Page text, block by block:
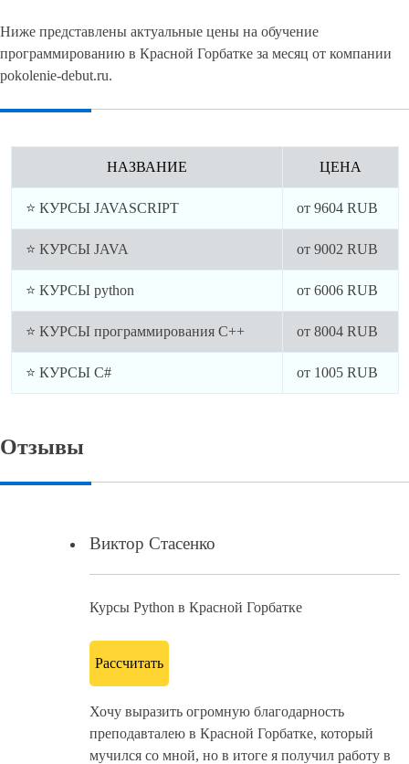
Ниже представлены актуальные цены на обучение
программированию в Красной Горбатке за месяц от компании
pokolenie-debut.ru.
НАЗВАНИЕ ЦЕНА
⭐ КУРСЫ JAVASCRIPT от 9604 RUB
⭐ КУРСЫ JAVA от 9002 RUB
⭐ КУРСЫ python от 6006 RUB
⭐ КУРСЫ программирования C++ от 8004 RUB
⭐ КУРСЫ C# от 1005 RUB
Отзывы
Виктор Стасенко
Курсы Python в Красной Горбатке
Рассчитать
Хочу выразить огромную благодарность
преподавталею в Красной Горбатке, который
мучился со мной, но в итоге я получил работу в